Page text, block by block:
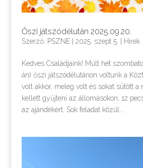
Őszi játszódélután 2025.09.20.
Szerző: PSZNE| 2025. szept 5. Hírek
Kedves Családjaink! Múlt hét
án) őszi játszódélutánon voltunk a
volt akkor, meleg volt és sokat sütött a
kellett gyűjteni az állomásokon, 12
az ajándékért. Sok feladat közül...